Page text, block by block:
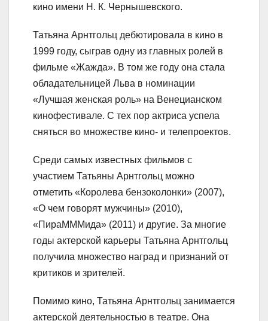
кино имени Н. К. Чернышевского.
Татьяна Арнтгольц дебютировала в кино в
1999 году, сыграв одну из главных ролей в
фильме «Жажда». В том же году она стала
обладательницей Льва в номинации
«Лучшая женская роль» на Венецианском
кинофестивале. С тех пор актриса успела
сняться во множестве кино- и телепроектов.
Среди самых известных фильмов с
участием Татьяны Арнтгольц можно
отметить «Королева бензоколонки» (2007),
«О чем говорят мужчины» (2010),
«ПираМММида» (2011) и другие. За многие
годы актерской карьеры Татьяна Арнтгольц
получила множество наград и признаний от
критиков и зрителей.
Помимо кино, Татьяна Арнтгольц занимается
актерской деятельностью в театре. Она